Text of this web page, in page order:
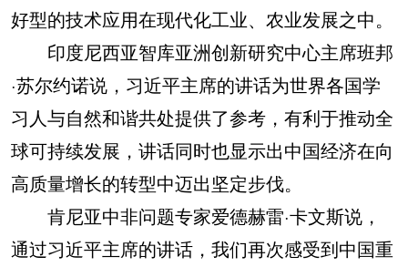
好型的技术应用在现代化工业、农业发展之中。
印度尼西亚智库亚洲创新研究中心主席班邦
·苏尔约诺说，习近平主席的讲话为世界各国学
习人与自然和谐共处提供了参考，有利于推动全
球可持续发展，讲话同时也显示出中国经济在向
高质量增长的转型中迈出坚定步伐。
肯尼亚中非问题专家爱德赫雷·卡文斯说，
通过习近平主席的讲话，我们再次感受到中国重